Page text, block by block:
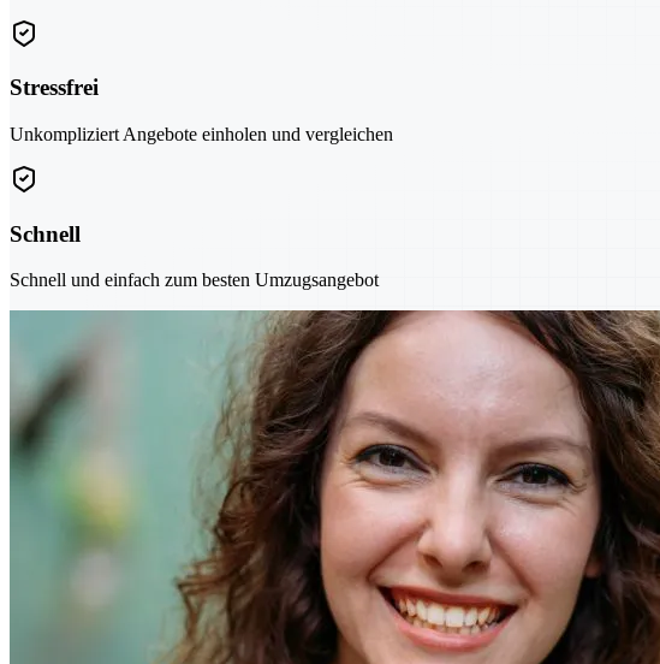
Stressfrei
Unkompliziert Angebote einholen und vergleichen
Schnell
Schnell und einfach zum besten Umzugsangebot